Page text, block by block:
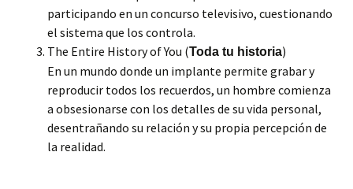
participando en un concurso televisivo, cuestionando
el sistema que los controla.
The Entire History of You (Toda tu historia)
En un mundo donde un implante permite grabar y
reproducir todos los recuerdos, un hombre comienza
a obsesionarse con los detalles de su vida personal,
desentrañando su relación y su propia percepción de
la realidad.